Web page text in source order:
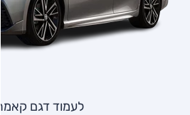
לעמוד דגם קאמרי